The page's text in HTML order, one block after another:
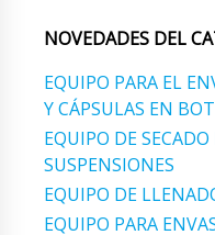
NOVEDADES DEL
EQUIPO PARA EL
Y CÁPSULAS EN
EQUIPO DE
SUSPENSIONES
EQUIPO DE
EQUIPO PARA